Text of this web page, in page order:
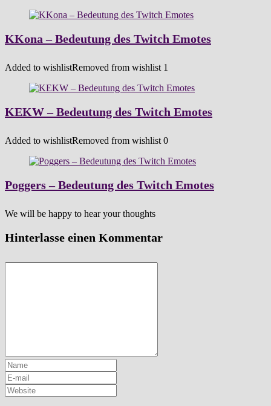
KKona – Bedeutung des Twitch Emotes
Added to wishlistRemoved from wishlist 1
KEKW – Bedeutung des Twitch Emotes
Added to wishlistRemoved from wishlist 0
Poggers – Bedeutung des Twitch Emotes
We will be happy to hear your thoughts
Hinterlasse einen Kommentar